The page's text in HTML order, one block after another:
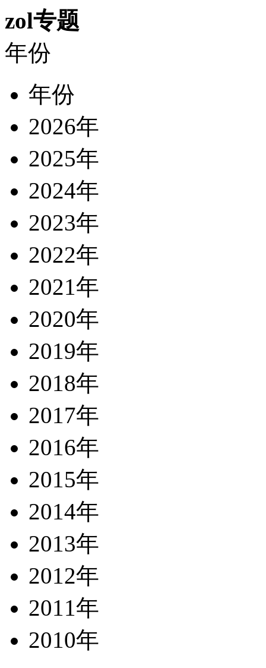
zol专题
年份
年份
2026年
2025年
2024年
2023年
2022年
2021年
2020年
2019年
2018年
2017年
2016年
2015年
2014年
2013年
2012年
2011年
2010年